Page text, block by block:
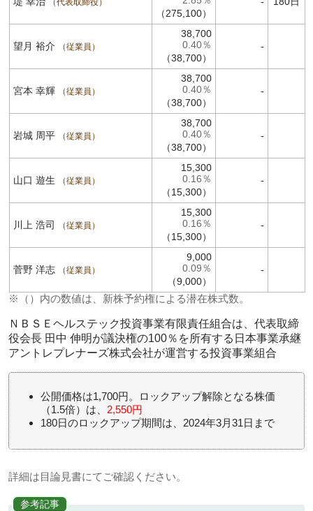
代表取締役
（275,100）
望月 裕介 従業員
38,700
0.40％
（38,700）
-
宮本 幸輝 従業員
38,700
0.40％
（38,700）
-
岩城 周平 従業員
38,700
0.40％
（38,700）
-
山口 遊生 従業員
15,300
0.16％
（15,300）
-
川上 浩司 従業員
15,300
0.16％
（15,300）
-
菅野 洋志 従業員
9,000
0.09％
（9,000）
-
※（）内の数値は、新株予約権による潜在株式数。
ＮＢＳＥヘルステック投資事業有限責任組合は、代表取締
役会長 田中 伸明が議決権の100％を所有する日本事業承継
アントレプレナーズ株式会社が運営する投資事業組合
公開価格は1,700円。ロックアップ解除となる株価
（1.5倍）は、 2,550円
180日のロックアップ期間は、2024年3月31日まで
詳細は目論見書にてご確認ください。
参考記事